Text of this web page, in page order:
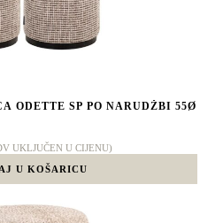
ODETTE SP PO NARUDŽBI 55Ø
UKLJUČEN U CIJENU)
U KOŠARICU